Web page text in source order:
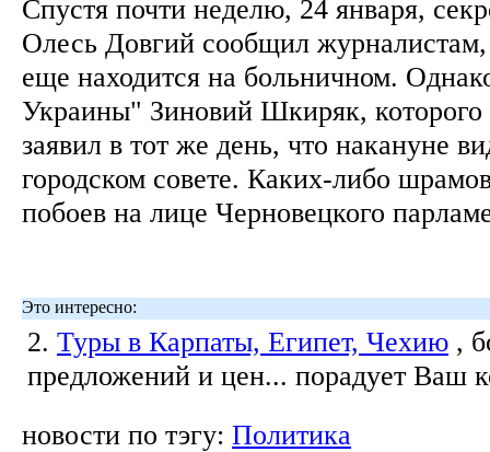
Спустя почти неделю, 24 января,
Олесь Довгий сообщил
еще находится на больничном.
Украины" Зиновий Шкиряк, которого
заявил в тот же день, что накануне
городском совете. Каких-либо
побоев на лице Черновецкого
Это интересно:
2. Туры в Карпаты, Египет, Чехию ,
предложений и цен... порадует Ваш
новости по тэгу: Политика